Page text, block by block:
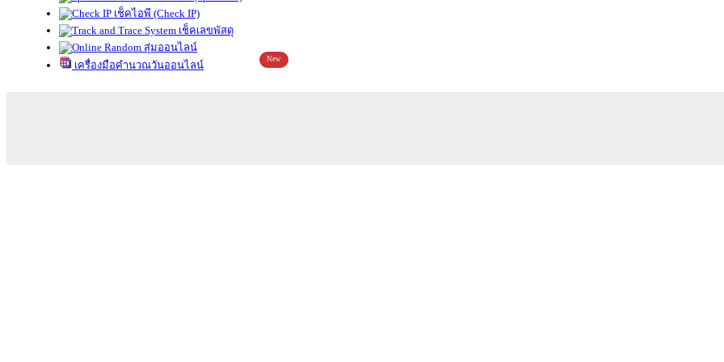
เช็คไอพี (Check IP)
เช็คเลขพัสดุ
สุ่มออนไลน์
เครื่องมือคำนวณวันออนไลน์
New